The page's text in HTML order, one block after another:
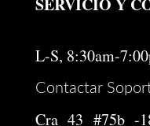
L-S, 8:30am-
Contactar
Cra 43 #75b -